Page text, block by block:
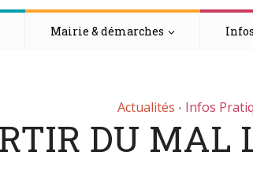
Mairie & démarches
Actualités • Infos
DU MAL